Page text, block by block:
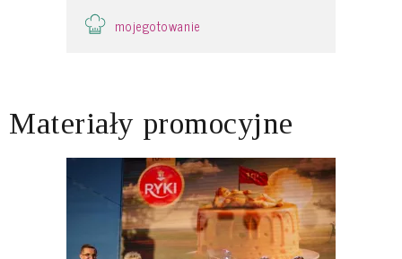
mojegotowanie
Materiały promocyjne